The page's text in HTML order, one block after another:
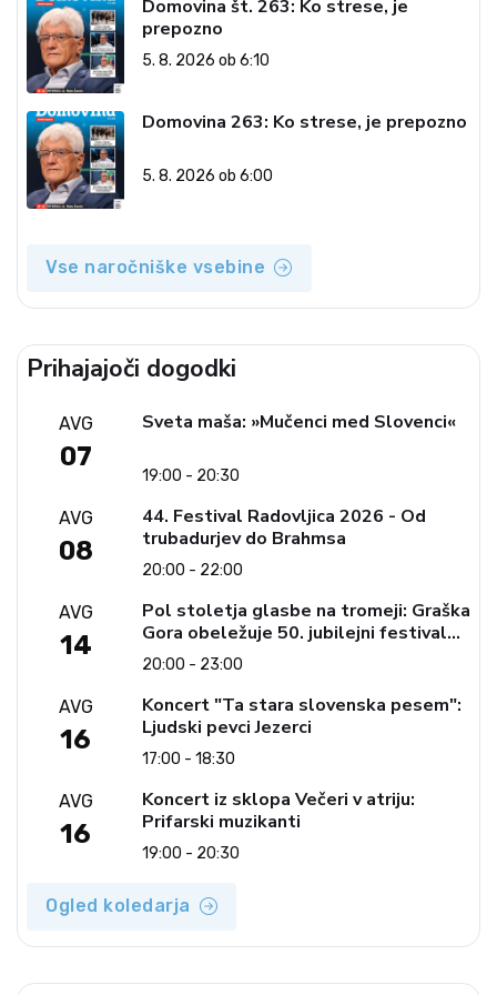
Domovina št. 263: Ko strese, je
prepozno
5. 8. 2026 ob 6:10
Domovina 263: Ko strese, je prepozno
5. 8. 2026 ob 6:00
Vse naročniške vsebine
Prihajajoči dogodki
AVG
07
Sveta maša: »Mučenci med Slovenci«
19:00 - 20:30
AVG
08
44. Festival Radovljica 2026 - Od
trubadurjev do Brahmsa
20:00 - 22:00
AVG
14
Pol stoletja glasbe na tromeji: Graška
Gora obeležuje 50. jubilejni festival
narodno-zabavne glasbe
20:00 - 23:00
AVG
16
Koncert "Ta stara slovenska pesem":
Ljudski pevci Jezerci
17:00 - 18:30
AVG
16
Koncert iz sklopa Večeri v atriju:
Prifarski muzikanti
19:00 - 20:30
Ogled koledarja